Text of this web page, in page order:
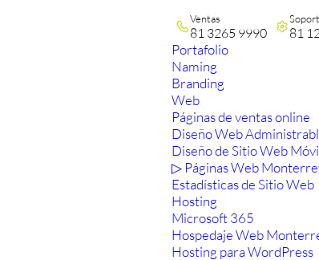
Ventas
81 3265 9990 81
Portafolio
Naming
Branding
Web
Páginas de ventas online
Diseño Web
Diseño de Sitio Web
▷ Páginas Web
Estadísticas de Sitio Web
Hosting
Microsoft 365
Hospedaje Web
Hosting para WordPress